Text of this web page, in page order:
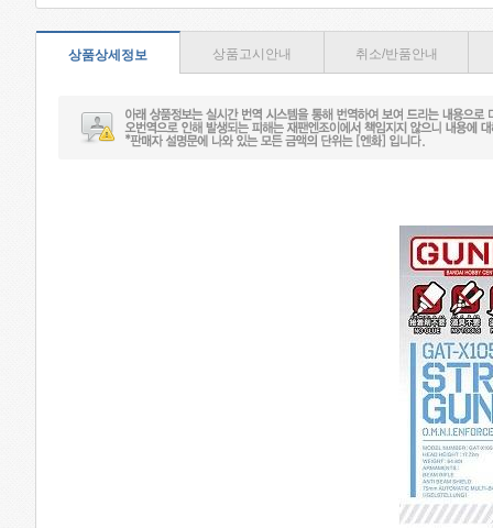
상품상세정보 상품고시안내 취소/반품안내